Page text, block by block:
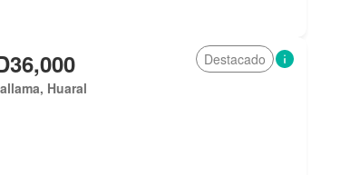
Destacado
Huaral